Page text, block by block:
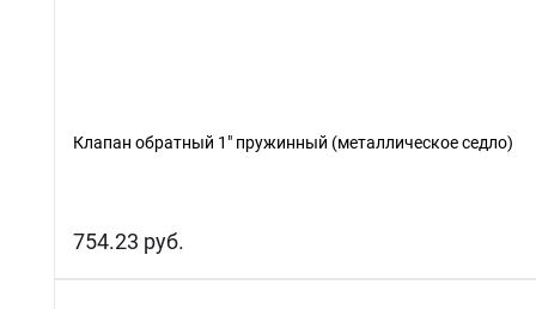
Клапан обратный 1" пружинный (металлическое седло)
754.23 руб.